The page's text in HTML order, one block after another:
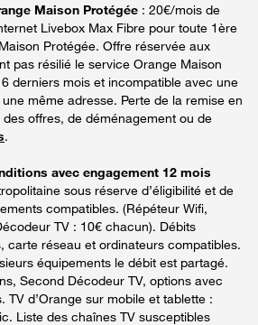
Maison Protégée : 20€/mois de
Livebox Max Fibre pour toute 1ère
Protégée. Offre réservée aux
pas résilié le service Orange Maison
derniers mois et incompatible avec une
même adresse. Perte de la remise en
des offres, de déménagement ou de
.
avec engagement 12 mois
sous réserve d’éligibilité et de
compatibles. (Répéteur Wifi,
TV : 10€ chacun). Débits
carte réseau et ordinateurs compatibles.
équipements le débit est partagé.
Second Décodeur TV, options avec
TV d’Orange sur mobile et tablette :
Liste des chaînes TV susceptibles